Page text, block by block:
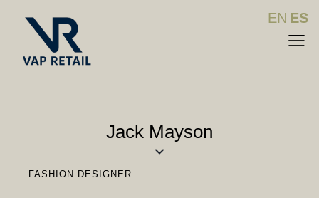
Jack Mayson
FASHION DESIGNER
EN ES